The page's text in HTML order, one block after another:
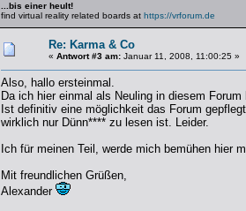
...bis einer heult!
find virtual reality related boards at https://vrforum.de
Re: Karma & Co
« Antwort #3 am: Januar 11, 2008, 11:00:25 »
Also, hallo ersteinmal.
Da ich hier einmal als Neuling in diesem
Ist definitiv eine möglichkeit das Forum
wirklich nur Dünn**** zu lesen ist. Leider.
Ich für meinen Teil, werde mich bemühen hier
Mit freundlichen Grüßen,
Alexander